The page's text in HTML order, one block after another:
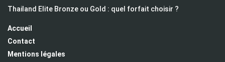
Thailand Elite Bronze ou Gold : quel forfait choisir ?
Accueil
Contact
Mentions légales